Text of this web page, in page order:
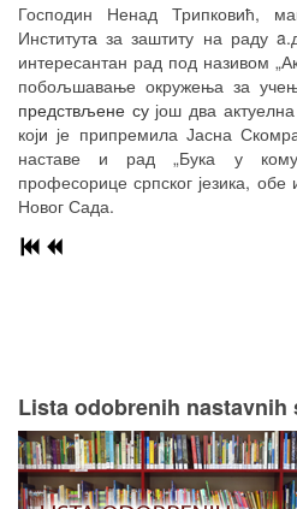
Господин Ненад Трипковић,
Института за заштиту на радуa.
интересантан рад под називом
побољшавање окружења за
предствљене сујош два
који је припремила Јасна
наставе и рад „Бука у
професорице српског језика,
Новог Сада.
Lista odobrenih nastavnih